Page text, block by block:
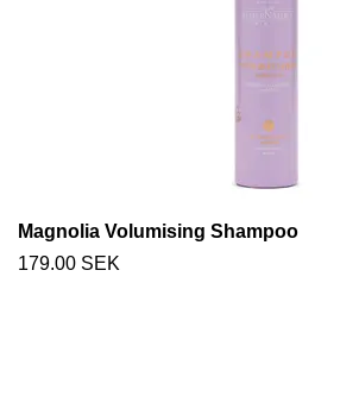
Magnolia Volumising Shampoo
179.00 SEK